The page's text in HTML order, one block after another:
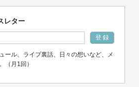
レター
ール、ライブ裏話、日々の想いなど、メ
（月1回）